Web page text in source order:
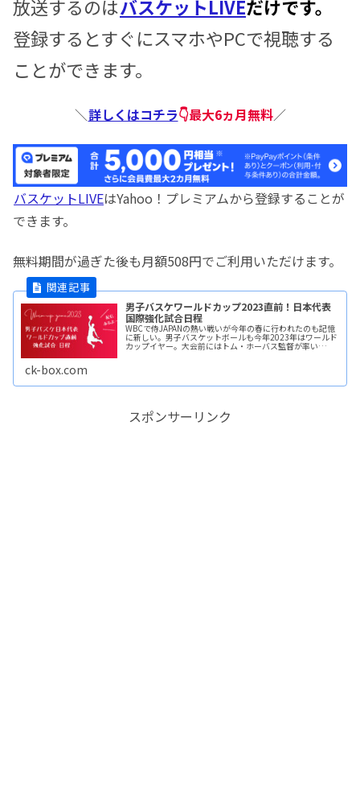
放送するのはバスケットLIVEだけです。
登録するとすぐにスマホやPCで視聴する
ことができます。
＼詳しくはコチラ👇最大6ヵ月無料／
バスケットLIVEはYahoo！プレミアムから登録することが
できます。
無料期間が過ぎた後も月額508円でご利用いただけます。
男子バスケワールドカップ2023直前！日本代表
国際強化試合日程
WBCで侍JAPANの熱い戦いが今年の春に行われたのも記憶
に新しい。男子バスケットボールも今年2023年はワールド
カップイヤー。大会前にはトム・ホーバス監督が率い
ck-box.com
スポンサーリンク